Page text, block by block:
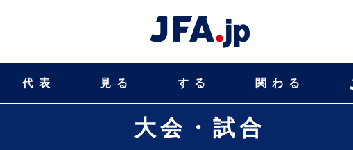
代表 見る する 関わる
大会・試合